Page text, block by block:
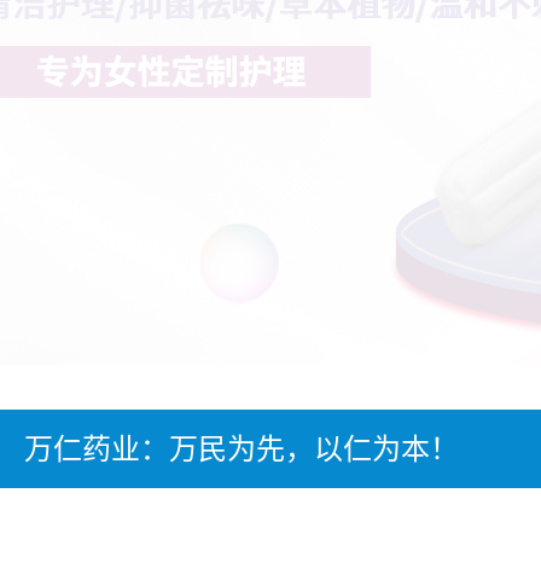
万仁药业：万民为先，以仁为本！